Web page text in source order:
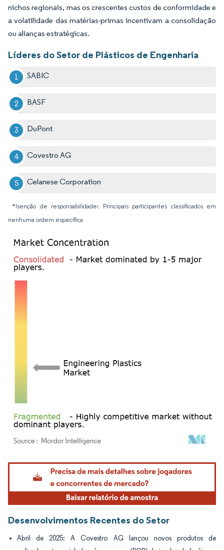
nichos regionais, mas os crescentes custos de conformidade e
a volatilidade das matérias-primas incentivam a consolidação
ou alianças estratégicas.
Líderes do Setor de Plásticos de Engenharia
SABIC
BASF
DuPont
Covestro AG
Celanese Corporation
*Isenção de responsabilidade: Principais participantes classificados em
nenhuma ordem específica
Imagem © Mordor Intelligence. O reuso requer atribuição conforme CC BY 4.0.
Desenvolvimentos Recentes do Setor
Abril de 2025: A Covestro AG lançou novos produtos de